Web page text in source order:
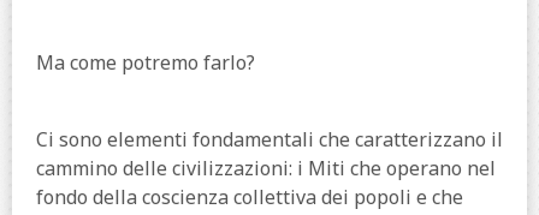
Ma come potremo farlo?
Ci sono elementi fondamentali che caratterizzano il
cammino delle civilizzazioni: i Miti che operano nel
fondo della coscienza collettiva dei popoli e che